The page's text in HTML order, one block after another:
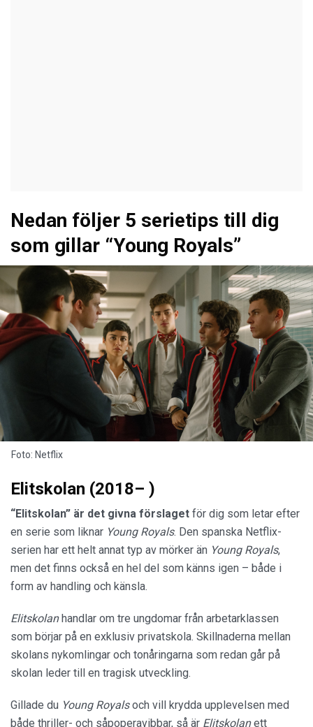
Nedan följer 5 serietips till dig
som gillar “Young Royals”
Foto: Netflix
Elitskolan (2018– )
“Elitskolan” är det givna förslaget för dig som letar efter
en serie som liknar Young Royals. Den spanska Netflix-
serien har ett helt annat typ av mörker än Young Royals,
men det finns också en hel del som känns igen – både i
form av handling och känsla.
Elitskolanhandlar om tre ungdomar från arbetarklassen
som börjar på en exklusiv privatskola. Skillnaderna mellan
skolans nykomlingar och tonåringarna som redan går på
skolan leder till en tragisk utveckling.
Gillade du Young Royalsoch vill krydda upplevelsen med
både thriller- och såpoperavibbar, så är Elitskolanett